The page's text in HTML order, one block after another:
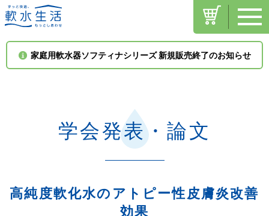
家庭用軟水器ソフティナシリーズ 新規販売終了のお知らせ
toggle
プライバシーポリシー
学会発表・論文
高純度軟化水のアトピー性皮膚炎改善
効果